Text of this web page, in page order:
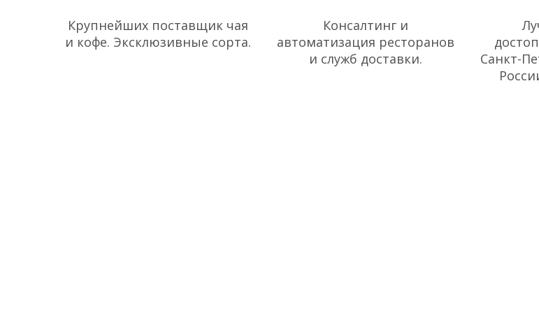
Крупнейших поставщик чая
и кофе. Эксклюзивные сорта.
Консалтинг и
автоматизация ресторанов
и служб доставки.
Санкт-